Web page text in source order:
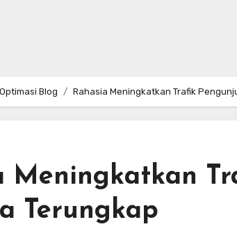
Optimasi Blog Rahasia Meningkatkan Trafik
Meningkatkan
Terungkap